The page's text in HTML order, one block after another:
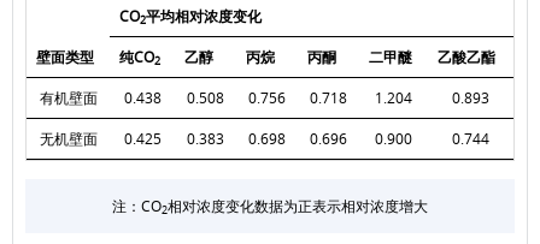
壁面类型
CO2平均相对浓度变化
纯CO2 乙醇 丙烷 丙酮 二甲醚 乙酸乙酯
有机壁面 0.438 0.508 0.756 0.718 1.204 0.893
无机壁面 0.425 0.383 0.698 0.696 0.900 0.744
注：CO2相对浓度变化数据为正表示相对浓度增大